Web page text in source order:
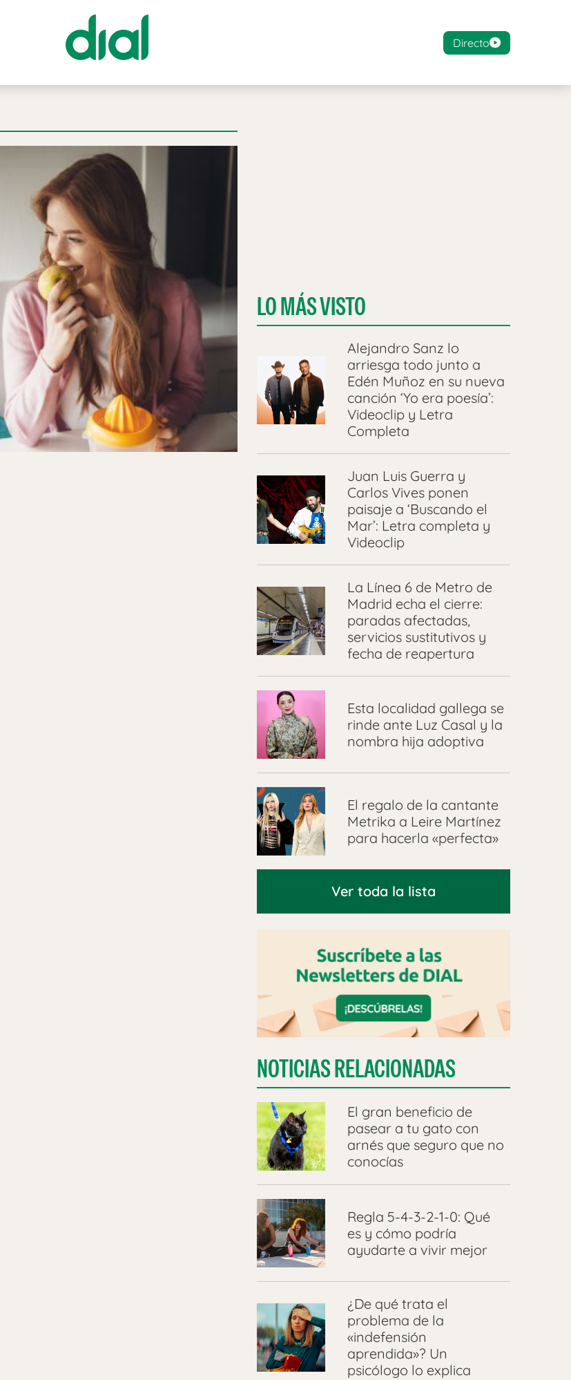
Directo
LO MÁS VISTO
Alejandro Sanz lo
arriesga todo junto a
Edén Muñoz en su nueva
canción ‘Yo era poesía’:
Videoclip y Letra
Completa
Juan Luis Guerra y
Carlos Vives ponen
paisaje a ‘Buscando el
Mar’: Letra completa y
Videoclip
La Línea 6 de Metro de
Madrid echa el cierre:
paradas afectadas,
servicios sustitutivos y
fecha de reapertura
Esta localidad gallega se
rinde ante Luz Casal y la
nombra hija adoptiva
El regalo de la cantante
Metrika a Leire Martínez
para hacerla «perfecta»
Ver toda la lista
NOTICIAS RELACIONADAS
​El gran beneficio de
pasear a tu gato con
arnés que seguro que no
conocías
Regla 5-4-3-2-1-0: Qué
es y cómo podría
ayudarte a vivir mejor
¿De qué trata el
problema de la
«indefensión
aprendida»? Un
psicólogo lo explica